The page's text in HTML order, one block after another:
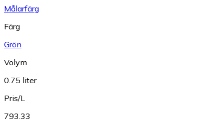
Målarfärg
Färg
Grön
Volym
0.75 liter
Pris/L
793.33